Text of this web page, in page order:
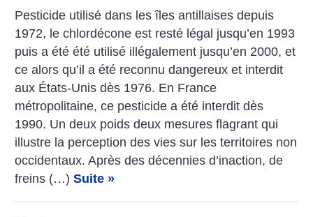
Pesticide utilisé dans les îles antillaises depuis
1972, le chlordécone est resté légal jusqu’en 1993
puis a été été utilisé illégalement jusqu’en 2000, et
ce alors qu’il a été reconnu dangereux et interdit
aux États-Unis dès 1976. En France
métropolitaine, ce pesticide a été interdit dès
1990. Un deux poids deux mesures flagrant qui
illustre la perception des vies sur les territoires non
occidentaux. Après des décennies d’inaction, de
freins (…)Suite »